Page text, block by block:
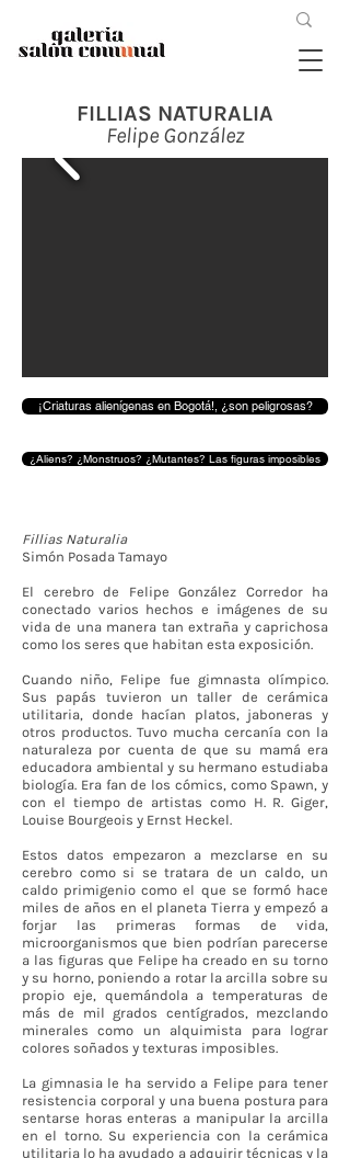
FILLIAS NATURALIA
Felipe González
¡Criaturas alienígenas en Bogotá!, ¿son peligrosas?
¿Aliens? ¿Monstruos? ¿Mutantes? Las figuras imposibles
Fillias Naturalia
Simón Posada Tamayo
El cerebro de Felipe González Corredor ha
conectado varios hechos e imágenes de su
vida de una manera tan extraña y caprichosa
como los seres que habitan esta exposición.
Cuando niño, Felipe fue gimnasta olímpico.
Sus papás tuvieron un taller de cerámica
utilitaria, donde hacían platos, jaboneras y
otros productos. Tuvo mucha cercanía con la
naturaleza por cuenta de que su mamá era
educadora ambiental y su hermano estudiaba
biología. Era fan de los cómics, como Spawn, y
con el tiempo de artistas como H. R. Giger,
Louise Bourgeois y Ernst Heckel.
Estos datos empezaron a mezclarse en su
cerebro como si se tratara de un caldo, un
caldo primigenio como el que se formó hace
miles de años en el planeta Tierra y empezó a
forjar las primeras formas de vida,
microorganismos que bien podrían parecerse
a las figuras que Felipe ha creado en su torno
y su horno, poniendo a rotar la arcilla sobre su
propio eje, quemándola a temperaturas de
más de mil grados centígrados, mezclando
minerales como un alquimista para lograr
colores soñados y texturas imposibles.
La gimnasia le ha servido a Felipe para tener
resistencia corporal y una buena postura para
sentarse horas enteras a manipular la arcilla
en el torno. Su experiencia con la cerámica
utilitaria lo ha ayudado a adquirir técnicas y la